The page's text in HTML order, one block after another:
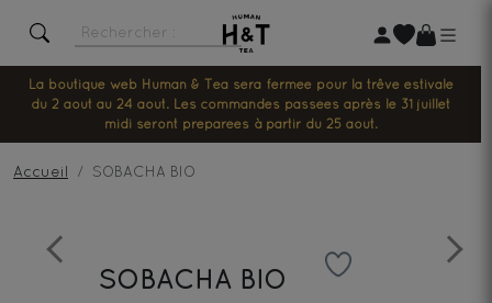
La boutique web Human & Tea sera fermée pour la trêve estivale
du 2 août au 24 août. Les commandes passées après le 31 juillet
midi seront préparées à partir du 25 août.
Accueil SOBACHA BIO
Previous Next
SOBACHA BIO